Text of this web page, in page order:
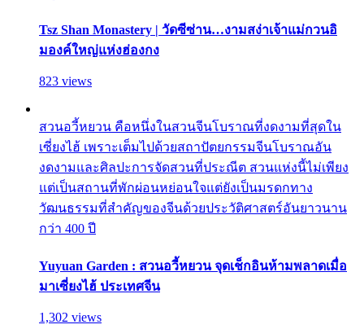
Tsz Shan Monastery | วัดซีซ่าน…งามสง่าเจ้าแม่กวนอิ
มองค์ใหญ่แห่งฮ่องกง
823 views
สวนอวี้หยวน คือหนึ่งในสวนจีนโบราณที่งดงามที่สุดใน
เซี่ยงไฮ้ เพราะเต็มไปด้วยสถาปัตยกรรมจีนโบราณอัน
งดงามและศิลปะการจัดสวนที่ประณีต สวนแห่งนี้ไม่เพียง
แต่เป็นสถานที่พักผ่อนหย่อนใจแต่ยังเป็นมรดกทาง
วัฒนธรรมที่สำคัญของจีนด้วยประวัติศาสตร์อันยาวนาน
กว่า 400 ปี
Yuyuan Garden : สวนอวี้หยวน จุดเช็กอินห้ามพลาดเมื่อ
มาเซี่ยงไฮ้ ประเทศจีน
1,302 views